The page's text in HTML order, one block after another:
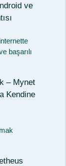
ve
başarılı
– Mynet
Kendine